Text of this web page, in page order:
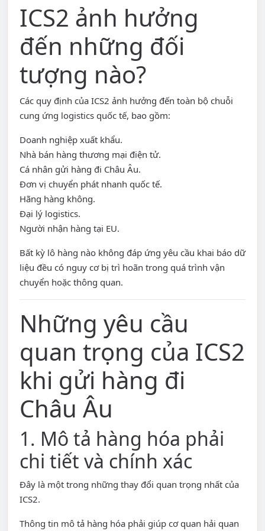
ICS2 ảnh hưởng
đến những đối
tượng nào?
Các quy định của ICS2 ảnh hưởng đến toàn bộ chuỗi
cung ứng logistics quốc tế, bao gồm:
Doanh nghiệp xuất khẩu.
Nhà bán hàng thương mại điện tử.
Cá nhân gửi hàng đi Châu Âu.
Đơn vị chuyển phát nhanh quốc tế.
Hãng hàng không.
Đại lý logistics.
Người nhận hàng tại EU.
Bất kỳ lô hàng nào không đáp ứng yêu cầu khai báo dữ
liệu đều có nguy cơ bị trì hoãn trong quá trình vận
chuyển hoặc thông quan.
Những yêu cầu
quan trọng của ICS2
khi gửi hàng đi
Châu Âu
1. Mô tả hàng hóa phải
chi tiết và chính xác
Đây là một trong những thay đổi quan trọng nhất của
ICS2.
Thông tin mô tả hàng hóa phải giúp cơ quan hải quan